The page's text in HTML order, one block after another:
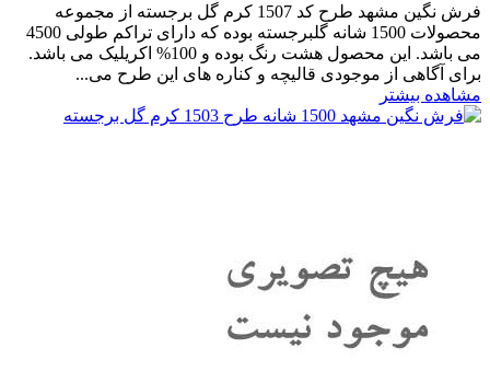
فرش نگین مشهد طرح کد 1507 کرم گل برجسته از مجموعه
محصولات 1500 شانه گلبرجسته بوده که دارای تراکم طولی 4500
می باشد. این محصول هشت رنگ بوده و 100% اکریلیک می باشد.
برای آگاهی از موجودی قالیچه و کناره های این طرح می...
مشاهده بیشتر